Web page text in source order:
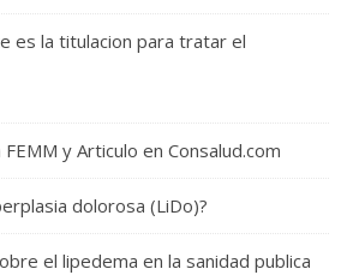
es la titulacion para tratar el
y Articulo en Consalud.com
dolorosa (LiDo)?
el lipedema en la sanidad publica